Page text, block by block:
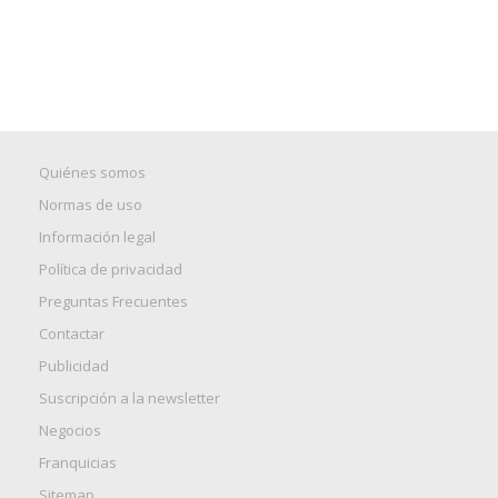
Quiénes somos
Normas de uso
Información legal
Política de privacidad
Preguntas Frecuentes
Contactar
Publicidad
Suscripción a la newsletter
Negocios
Franquicias